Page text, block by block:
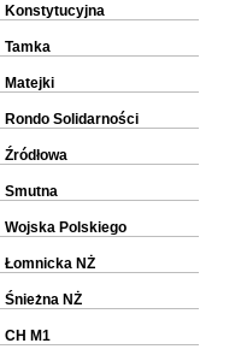
Konstytucyjna
Tamka
Matejki
Rondo Solidarności
Źródłowa
Smutna
Wojska Polskiego
Łomnicka NŻ
Śnieżna NŻ
CH M1